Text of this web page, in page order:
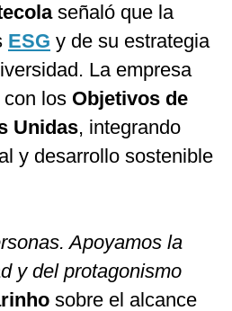
señaló que la
ESG y de su estrategia
La empresa
los Objetivos de
Unidas, integrando
y desarrollo sostenible
Apoyamos la
y del protagonismo
sobre el alcance